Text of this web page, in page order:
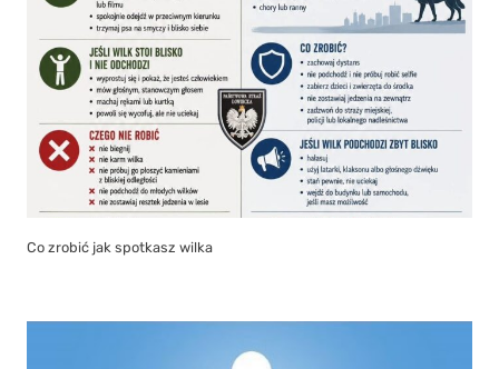
Co zrobić jak spotkasz wilka